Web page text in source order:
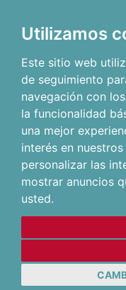
Utilizamos
Este sitio web
de seguimiento
navegación con
la funcionalidad
una mejor
interés en
personalizar las
mostrar anuncios
usted.